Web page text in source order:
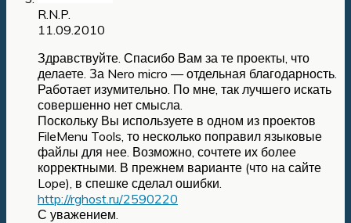
R.N.P.
11.09.2010
Здравствуйте. Спасибо Вам за те проекты, что
делаете. За Nero micro — отдельная благодарность.
Работает изумительно. По мне, так лучшего искать
совершенно нет смысла.
Поскольку Вы используете в одном из проектов
FileMenu Tools, то несколько поправил языковые
файлы для нее. Возможно, сочтете их более
корректными. В прежнем варианте (что на сайте
Lope), в спешке сделал ошибки.
http://rghost.ru/2590220
С уважением.